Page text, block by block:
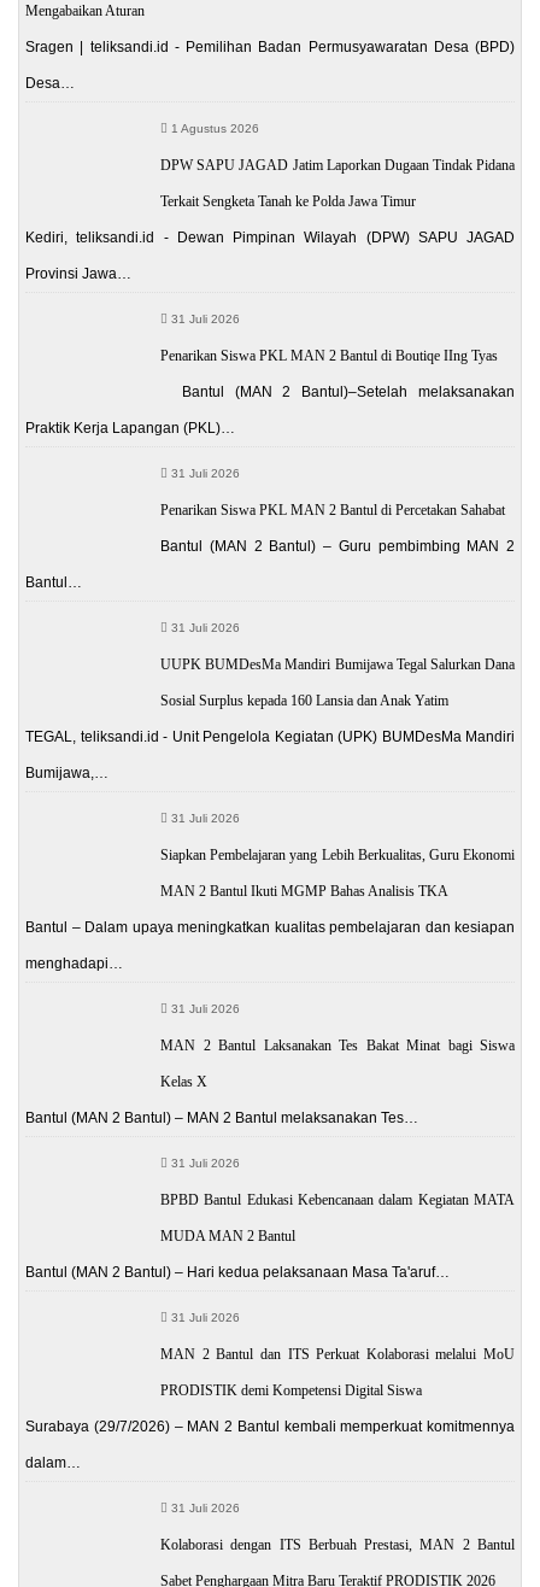
Mengabaikan Aturan
Sragen | teliksandi.id - Pemilihan Badan Permusyawaratan Desa (BPD)
Desa…
1 Agustus 2026
DPW SAPU JAGAD Jatim Laporkan Dugaan Tindak Pidana
Terkait Sengketa Tanah ke Polda Jawa Timur
Kediri, teliksandi.id - Dewan Pimpinan Wilayah (DPW) SAPU JAGAD
Provinsi Jawa…
31 Juli 2026
Penarikan Siswa PKL MAN 2 Bantul di Boutiqe IIng Tyas
Bantul (MAN 2 Bantul)–Setelah melaksanakan
Praktik Kerja Lapangan (PKL)…
31 Juli 2026
Penarikan Siswa PKL MAN 2 Bantul di Percetakan Sahabat
Bantul (MAN 2 Bantul) – Guru pembimbing MAN 2
Bantul…
31 Juli 2026
UUPK BUMDesMa Mandiri Bumijawa Tegal Salurkan Dana
Sosial Surplus kepada 160 Lansia dan Anak Yatim
TEGAL, teliksandi.id - Unit Pengelola Kegiatan (UPK) BUMDesMa Mandiri
Bumijawa,…
31 Juli 2026
Siapkan Pembelajaran yang Lebih Berkualitas, Guru Ekonomi
MAN 2 Bantul Ikuti MGMP Bahas Analisis TKA
Bantul – Dalam upaya meningkatkan kualitas pembelajaran dan kesiapan
menghadapi…
31 Juli 2026
MAN 2 Bantul Laksanakan Tes Bakat Minat bagi Siswa
Kelas X
Bantul (MAN 2 Bantul) – MAN 2 Bantul melaksanakan Tes…
31 Juli 2026
BPBD Bantul Edukasi Kebencanaan dalam Kegiatan MATA
MUDA MAN 2 Bantul
Bantul (MAN 2 Bantul) – Hari kedua pelaksanaan Masa Ta'aruf…
31 Juli 2026
MAN 2 Bantul dan ITS Perkuat Kolaborasi melalui MoU
PRODISTIK demi Kompetensi Digital Siswa
Surabaya (29/7/2026) – MAN 2 Bantul kembali memperkuat komitmennya
dalam…
31 Juli 2026
Kolaborasi dengan ITS Berbuah Prestasi, MAN 2 Bantul
Sabet Penghargaan Mitra Baru Teraktif PRODISTIK 2026